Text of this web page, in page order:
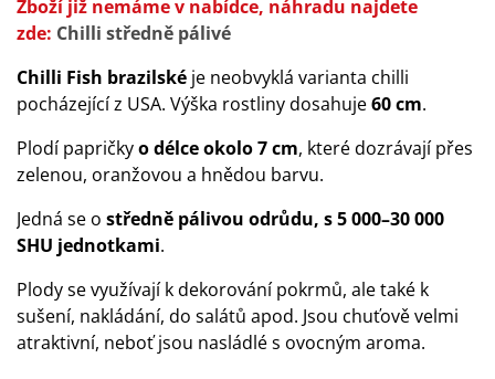
Zboží již nemáme v nabídce, náhradu najdete
zde: Chilli středně pálivé
Chilli Fish brazilské je neobvyklá varianta chilli
pocházející z USA. Výška rostliny dosahuje60 cm.
Plodí papričkyo délce okolo 7 cm, které dozrávají přes
zelenou, oranžovou a hnědou barvu.
Jedná se o středně pálivou odrůdu, s 5 000–30 000
SHU jednotkami.
Plody se využívají k dekorování pokrmů, ale také k
sušení, nakládání, do salátů apod. Jsou chuťově velmi
atraktivní, neboť jsou nasládlé s ovocným aroma.